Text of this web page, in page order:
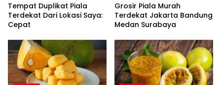
Tempat Duplikat Piala
Terdekat Dari Lokasi Saya:
Cepat
Grosir Piala Murah
Terdekat Jakarta Bandung
Medan Surabaya